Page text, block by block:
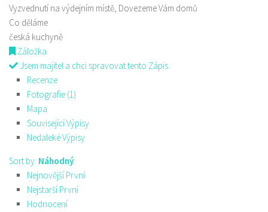
Vyzvednutí na výdejním místě, Dovezeme Vám domů
Co děláme
česká kuchyně
Záložka
Jsem majitel a chci spravovat tento Zápis
Recenze
Fotografie (1)
Mapa
Související Výpisy
Nedaleké Výpisy
Sort by: Náhodný
Nejnovější První
Nejstarší První
Hodnocení